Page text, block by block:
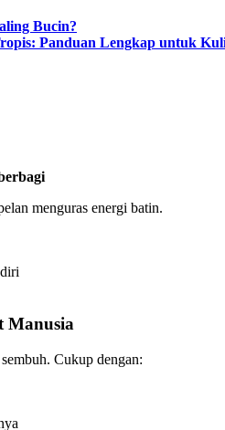
Bucin?
Panduan Lengkap untuk
menguras energi batin.
Manusia
Cukup dengan: